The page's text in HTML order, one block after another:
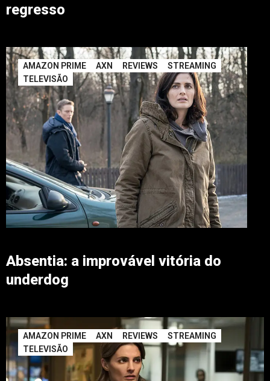
regresso
AMAZON PRIME AXN REVIEWS
STREAMING
TELEVISÃO
Absentia: a improvável vitória do
underdog
AMAZON PRIME AXN REVIEWS
STREAMING
TELEVISÃO